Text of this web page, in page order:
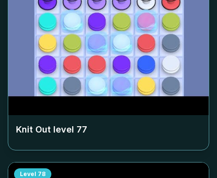
Knit Out level 77
Level 78